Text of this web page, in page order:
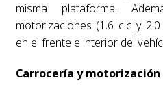
misma plataforma.
motorizaciones (1.6 c.c y
en el frente e interior del
Carrocería y motorización